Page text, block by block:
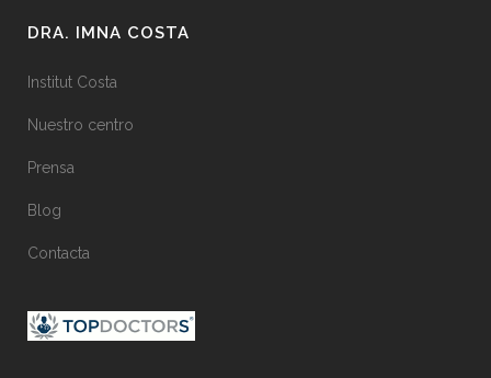
DRA. IMNA COSTA
Institut Costa
Nuestro centro
Prensa
Blog
Contacta